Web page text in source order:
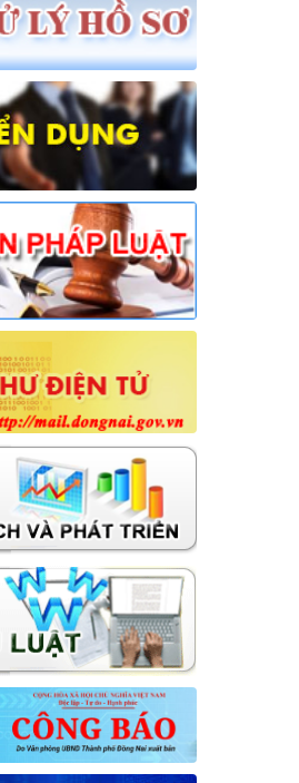
chương trình giám sát
dân xã Hưng
09/06/2026
lượt tải:39
việc phê chuẩn kết quả
Phó Chủ tịch Ủy
xã Hưng Thịnh khóa
- 2031
13/04/2026
| lượt tải:55
việc xác nhận kết quả
đồng nhân dân xã
VII, nhiệm kỳ 2026-
17/04/2026
| lượt tải:51
việc ban hành chương
toàn khóa của Hội
xã Hưng Thịnh khóa
2026 - 2031
31/07/2026
lượt tải:9
việc đề nghị điều
dự toán thu ngân
chi ngân sách địa
2026 trên địa bàn